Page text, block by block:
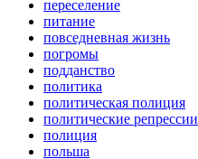
переселение
питание
повседневная жизнь
погромы
подданство
политика
политическая полиция
политические репрессии
полиция
польша